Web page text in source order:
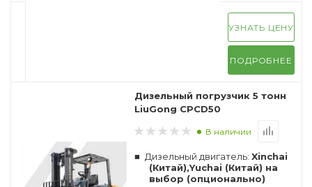
УЗНАТЬ ЦЕНУ
ПОДРОБНЕЕ
Дизельный погрузчик 5 тонн
LiuGong CPCD50
В наличии
Дизельный двигатель: Xinchai
(Китай),Yuchai (Китай) на
выбор (опционально)